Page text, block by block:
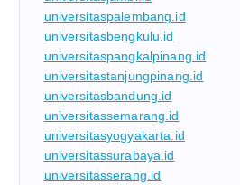
universitaspalembang.id
universitasbengkulu.id
universitaspangkalpinang.id
universitastanjungpinang.id
universitasbandung.id
universitassemarang.id
universitasyogyakarta.id
universitassurabaya.id
universitasserang.id